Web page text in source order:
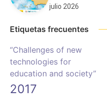
julio 2026
Etiquetas frecuentes
“Challenges of new
technologies for
education and society”
2017